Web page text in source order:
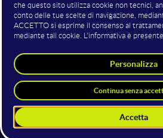
Head of AI
xtream
5 giugno 2025 14:00 - 14:40
Generative AI